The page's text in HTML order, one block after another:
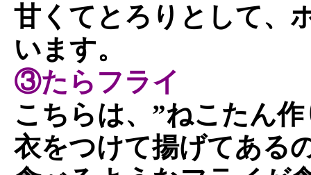
甘くてとろりとして、
います。
③たらフライ
こちらは、”ねこたん
衣をつけて揚げてある